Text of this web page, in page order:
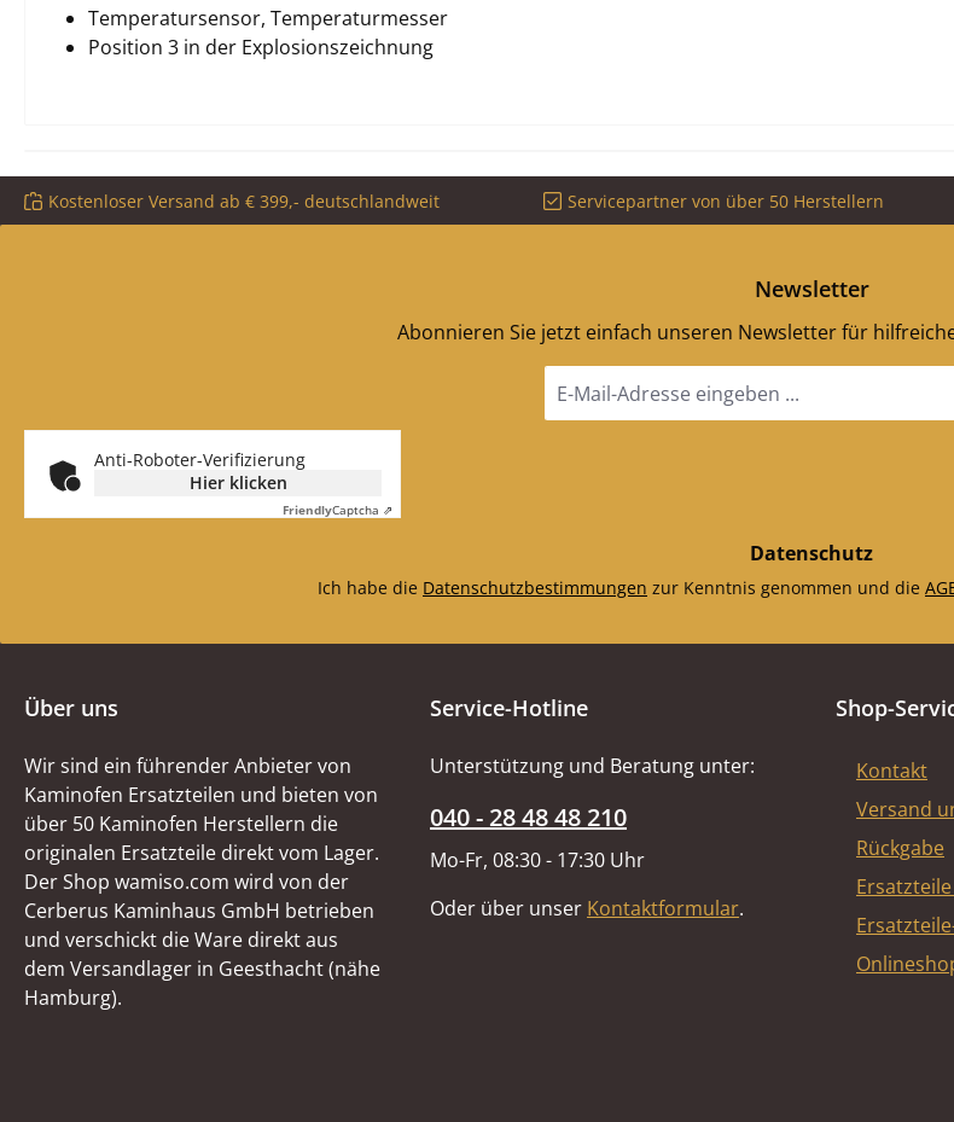
Temperatursensor, Temperaturmesser
Position 3 in der Explosionszeichnung
Kostenloser Versand ab € 399,- deutschlandweit Servicepartner von über 50 Herstellern
Newsletter
Abonnieren Sie jetzt einfach unseren Newsletter für
Mail-
Anti-Roboter-Verifizierung
Hier klicken
FriendlyCaptcha ⇗
Datenschutz
Ich habe die Datenschutzbestimmungen zur Kenntnis genommen und die
Über uns
Wir sind ein führender Anbieter von
Kaminofen Ersatzteilen und bieten von
über 50 Kaminofen Herstellern die
originalen Ersatzteile direkt vom Lager.
Der Shop wamiso.com wird von der
Cerberus Kaminhaus GmbH betrieben
und verschickt die Ware direkt aus
dem Versandlager in Geesthacht (nähe
Hamburg).
Service-Hotline
Unterstützung und Beratung unter:
040 - 28 48 48 210
Mo-Fr, 08:30 - 17:30 Uhr
Oder über unser Kontaktformular.
Shop-
Kontakt
Versand
Rückgabe